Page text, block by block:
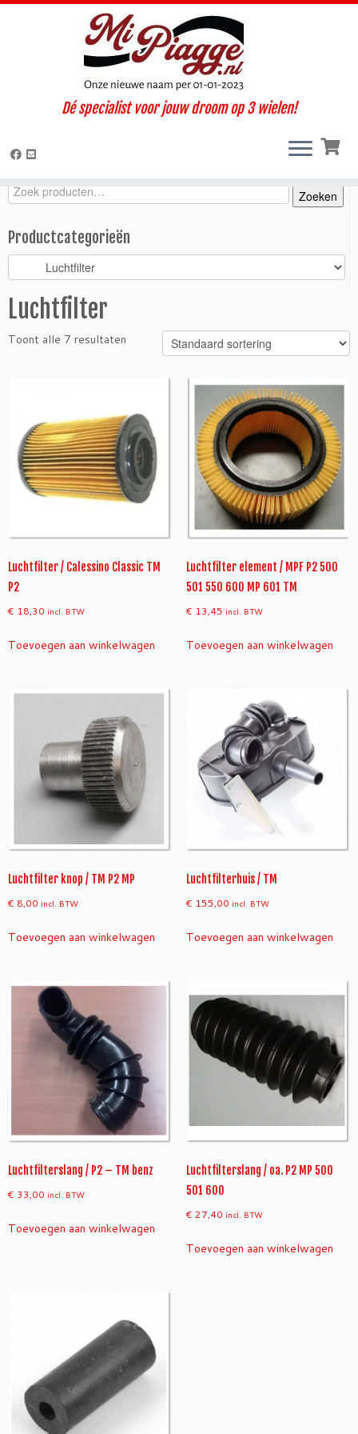
Dé specialist voor jouw droom op 3 wielen!
Onderdelen / accessoires » Ape P2 - P3 » Motorisch
Zoeken
Zoeken
naar:
Zoeken
Productcategorieën
Luchtfilter
Toont alle 7 resultaten
Luchtfilter / Calessino Classic TM
P2
€ 18,30 incl. BTW
Toevoegen aan winkelwagen
Luchtfilter element / MPF P2 500
501 550 600 MP 601 TM
€ 13,45 incl. BTW
Toevoegen aan winkelwagen
Luchtfilter knop / TM P2 MP
€ 8,00 incl. BTW
Toevoegen aan winkelwagen
Luchtfilterhuis / TM
€ 155,00 incl. BTW
Toevoegen aan winkelwagen
Luchtfilterslang / P2 – TM benz
€ 33,00 incl. BTW
Toevoegen aan winkelwagen
Luchtfilterslang / oa. P2 MP 500
501 600
€ 27,40 incl. BTW
Toevoegen aan winkelwagen